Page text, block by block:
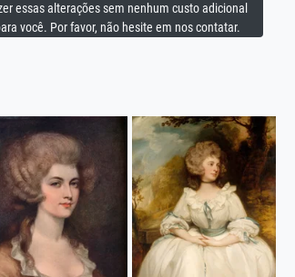
essas alterações sem nenhum custo adicional
você. Por favor, não hesite em nos contatar.